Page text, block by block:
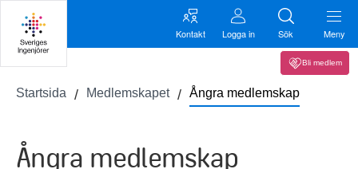
Kontakt Logga in Sök Meny
Bli medlem
Startsida Medlemskapet Ångra medlemskap
Ångra medlemskap